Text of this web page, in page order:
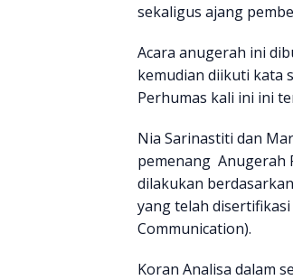
sekaligus ajang
Acara anugerah ini
kemudian diikuti kata
Perhumas kali ini ini
Nia Sarinastiti dan
pemenang Anugerah
dilakukan
yang telah
Communication).
Koran Analisa dalam